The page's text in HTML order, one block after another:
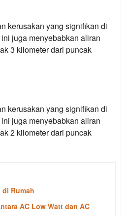
kerusakan yang signifikan di
juga menyebabkan aliran
3 kilometer dari puncak
kerusakan yang signifikan di
juga menyebabkan aliran
2 kilometer dari puncak
di Rumah
AC Low Watt dan AC